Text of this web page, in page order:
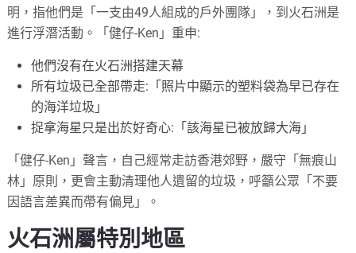
明，指他們是「一支由49人組成的戶外團隊」，到火石洲是
進行浮潛活動。「健仔-Ken」重申:
他們沒有在火石洲搭建天幕
所有垃圾已全部帶走:「照片中顯示的塑料袋為早已存在
的海洋垃圾」
捉拿海星只是出於好奇心:「該海星已被放歸大海」
「健仔-Ken」聲言，自己經常走訪香港郊野，嚴守「無痕山
林」原則，更會主動清理他人遺留的垃圾，呼籲公眾「不要
因語言差異而帶有偏見」。
火石洲屬特別地區